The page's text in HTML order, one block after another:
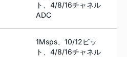
ト、4/8/16チャネル
ADC
1Msps、10/12ビッ
ト、4/8/16チャネル